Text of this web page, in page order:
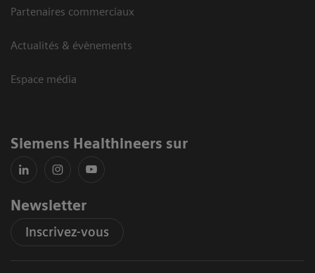
Partenaires commerciaux
Actualités & évènements
Espace média
Siemens Healthineers sur
Newsletter
Inscrivez-vous